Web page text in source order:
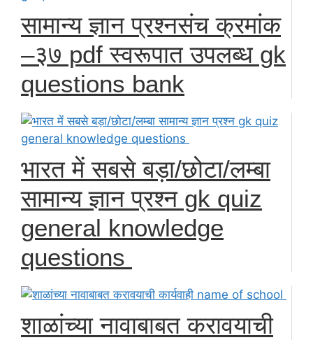
सामान्य ज्ञान प्रश्नसंच क्रमांक
–३७ pdf स्वरूपात उपलब्ध gk
questions bank
भारत में सबसे बड़ा/छोटा/लम्बा
सामान्य ज्ञान प्रश्न gk quiz
general knowledge
questions
शाळांच्या नावाबाबत करावयाची